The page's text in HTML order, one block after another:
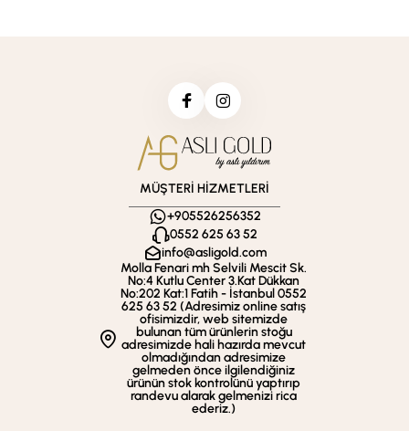
MÜŞTERİ HİZMETLERİ
+905526256352
0552 625 63 52
info@asligold.com
Molla Fenari mh Selvili Mescit Sk.
No:4 Kutlu Center 3.Kat Dükkan
No:202 Kat:1 Fatih - İstanbul 0552
625 63 52 (Adresimiz online satış
ofisimizdir, web sitemizde
bulunan tüm ürünlerin stoğu
adresimizde hali hazırda mevcut
olmadığından adresimize
gelmeden önce ilgilendiğiniz
ürünün stok kontrolünü yaptırıp
randevu alarak gelmenizi rica
ederiz.)